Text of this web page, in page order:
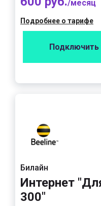
/месяц
Подробнее о тарифе
Подключить
Билайн
Интернет
300"